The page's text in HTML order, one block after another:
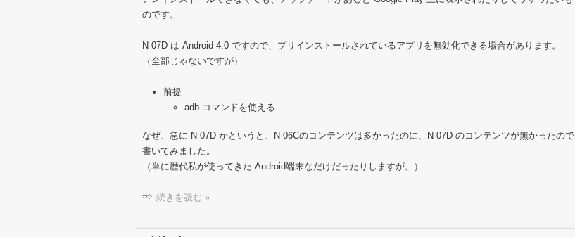
のです。
N-07D は Android 4.0 ですので、プリインストールされているアプリを無効化できる場合があります。
（全部じゃないですが）
前提
adb コマンドを使える
なぜ、急に N-07D かというと、N-06Cのコンテンツは多かったのに、N-07D のコンテンツが無かったので
書いてみました。
（単に歴代私が使ってきた Android端末なだけだったりしますが。）
続きを読む »